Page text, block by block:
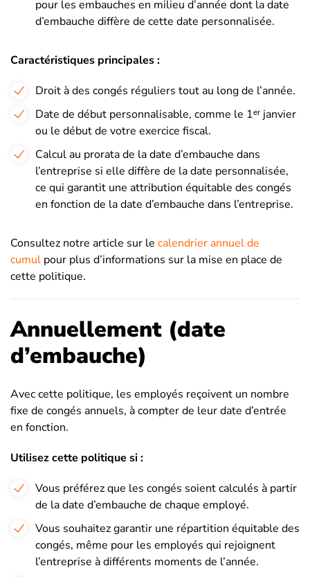
pour les embauches en milieu d’année dont la date
d’embauche diffère de cette date personnalisée.
Caractéristiques principales :
Droit à des congés réguliers tout au long de l’année.
Date de début personnalisable, comme le 1ᵉʳ janvier
ou le début de votre exercice fiscal.
Calcul au prorata de la date d’embauche dans
l’entreprise si elle diffère de la date personnalisée,
ce qui garantit une attribution équitable des congés
en fonction de la date d’embauche dans l’entreprise.
Consultez notre article sur le calendrier annuel de
cumul pour plus d’informations sur la mise en place de
cette politique.
Annuellement (date
d’embauche)
Avec cette politique, les employés reçoivent un nombre
fixe de congés annuels, à compter de leur date d’entrée
en fonction.
Utilisez cette politique si :
Vous préférez que les congés soient calculés à partir
de la date d’embauche de chaque employé.
Vous souhaitez garantir une répartition équitable des
congés, même pour les employés qui rejoignent
l’entreprise à différents moments de l’année.